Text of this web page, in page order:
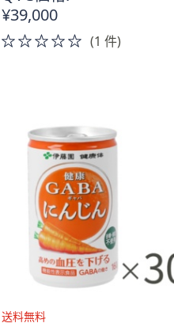
¥39,000
0.0
(1 件)